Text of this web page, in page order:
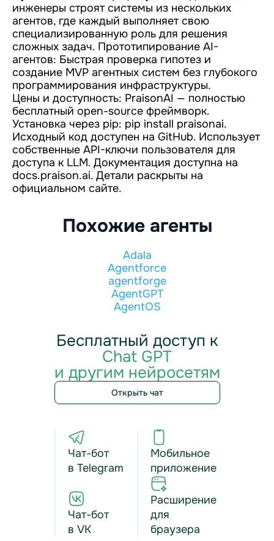
инженеры строят системы из нескольких
агентов, где каждый выполняет свою
специализированную роль для решения
сложных задач. Прототипирование AI-
агентов: Быстрая проверка гипотез и
создание MVP агентных систем без глубокого
программирования инфраструктуры.
Цены и доступность: PraisonAI — полностью
бесплатный open-source фреймворк.
Установка через pip: pip install praisonai.
Исходный код доступен на GitHub. Использует
собственные API-ключи пользователя для
доступа к LLM. Документация доступна на
docs.praison.ai. Детали раскрыты на
официальном сайте.
Похожие агенты
Adala
Agentforce
agentforge
AgentGPT
AgentOS
Бесплатный доступ к
Chat GPT
и другим нейросетям
Открыть чат
Чат-бот
в Telegram
Чат-бот
в VK
Мобильное
приложение
Расширение
для
браузера